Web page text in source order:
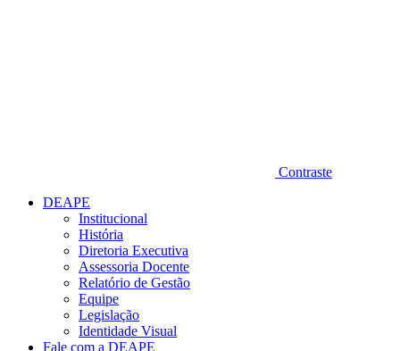
Contraste
DEAPE
Institucional
História
Diretoria Executiva
Assessoria Docente
Relatório de Gestão
Equipe
Legislação
Identidade Visual
Fale com a DEAPE